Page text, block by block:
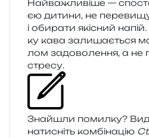
Найважливіше —
єю дити­ни, не
і оби­ра­ти які­сний
ку кава зали­ша­є­ться
лом задо­во­ле­н­ня, а не
стресу.
Знайшли помил­ку?
нати­сніть ком­бі­на­цію